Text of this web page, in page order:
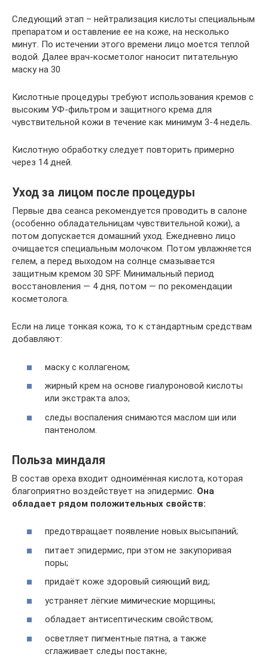
Следующий этап – нейтрализация кислоты специальным
препаратом и оставление ее на коже, на несколько
минут. По истечении этого времени лицо моется теплой
водой. Далее врач-косметолог наносит питательную
маску на 30
Кислотные процедуры требуют использования кремов с
высоким УФ-фильтром и защитного крема для
чувствительной кожи в течение как минимум 3-4 недель.
Кислотную обработку следует повторить примерно
через 14 дней.
Уход за лицом после процедуры
Первые два сеанса рекомендуется проводить в салоне
(особенно обладательницам чувствительной кожи), а
потом допускается домашний уход. Ежедневно лицо
очищается специальным молочком. Потом увлажняется
гелем, а перед выходом на солнце смазывается
защитным кремом 30 SPF. Минимальный период
восстановления — 4 дня, потом — по рекомендации
косметолога.
Если на лице тонкая кожа, то к стандартным средствам
добавляют:
маску с коллагеном;
жирный крем на основе гиалуроновой кислоты
или экстракта алоэ;
следы воспаления снимаются маслом ши или
пантенолом.
Польза миндаля
В состав ореха входит одноимённая кислота, которая
благоприятно воздействует на эпидермис. Она
обладает рядом положительных свойств:
предотвращает появление новых высыпаний;
питает эпидермис, при этом не закупоривая
поры;
придаёт коже здоровый сияющий вид;
устраняет лёгкие мимические морщины;
обладает антисептическим свойством;
осветляет пигментные пятна, а также
сглаживает следы постакне;